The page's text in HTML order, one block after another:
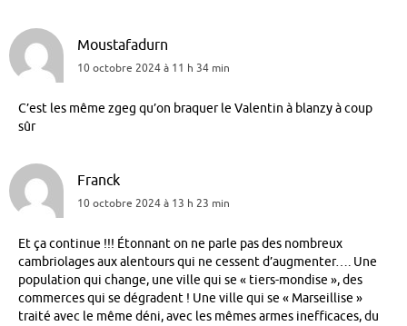
Moustafadurn
10 octobre 2024 à 11 h 34 min
C’est les même zgeg qu’on braquer le Valentin à blanzy à coup
sûr
Franck
10 octobre 2024 à 13 h 23 min
Et ça continue !!! Étonnant on ne parle pas des nombreux
cambriolages aux alentours qui ne cessent d’augmenter…. Une
population qui change, une ville qui se « tiers-mondise », des
commerces qui se dégradent ! Une ville qui se « Marseillise »
traité avec le même déni, avec les mêmes armes inefficaces, du